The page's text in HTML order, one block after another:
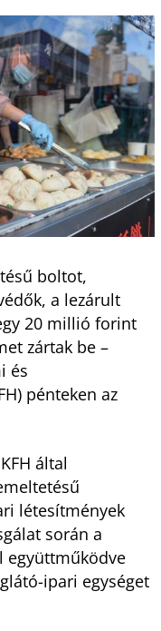
boltot,
a lezárult
20 millió forint
zártak be –
és
pénteken az
által
létesítmények
során a
együttműködve
ipari egységet